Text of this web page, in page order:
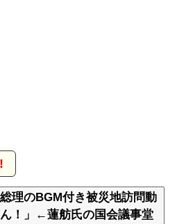
理のBGM付き被災地訪問動
！」←蓮舫氏の国会議事堂